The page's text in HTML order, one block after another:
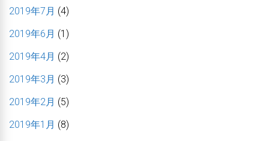
2019年7月 (4)
2019年6月 (1)
2019年4月 (2)
2019年3月 (3)
2019年2月 (5)
2019年1月 (8)